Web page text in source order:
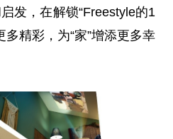
发，在解锁“Freestyle的1
精彩，为“家”增添更多幸